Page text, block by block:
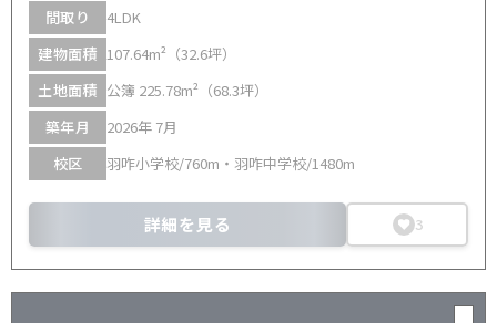
間取り
4LDK
建物面積 107.64m²（32.6坪）
土地面積 公簿 225.78m²（68.3坪）
築年月
2026年 7月
校区
羽咋小学校/760m・羽咋中学校/1480m
詳細を見る 3